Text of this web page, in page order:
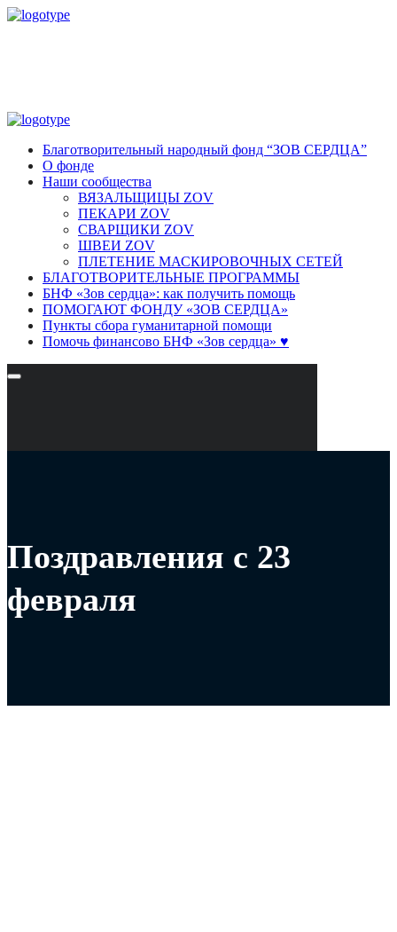
Благотворительный народный фонд “ЗОВ СЕРДЦА”
О фонде
Наши сообщества
ВЯЗАЛЬЩИЦЫ ZOV
ПЕКАРИ ZOV
СВАРЩИКИ ZOV
ШВЕИ ZOV
ПЛЕТЕНИЕ МАСКИРОВОЧНЫХ СЕТЕЙ
БЛАГОТВОРИТЕЛЬНЫЕ ПРОГРАММЫ
БНФ «Зов сердца»: как получить помощь
ПОМОГАЮТ ФОНДУ «ЗОВ СЕРДЦА»
Пункты сбора гуманитарной помощи
Помочь финансово БНФ «Зов сердца» ♥
Поздравления с 23
февраля